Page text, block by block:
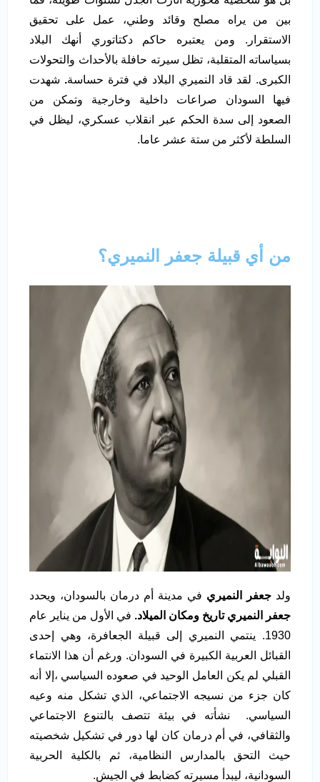
بين من يراه مصلح وقائد وطني، عمل على تحقيق
الاستقرار. ومن يعتبره حاكم دكتاتوري أنهك البلاد
بسياساته المتقلبة، تظل سيرته حافلة بالأحداث والتحولات
الكبرى. لقد قاد النميري البلاد في فترة حساسة. شهدت
فيها السودان صراعات داخلية وخارجية وتمكن من
الصعود إلى سدة الحكم عبر انقلاب عسكري، ليظل في
السلطة لأكثر من ستة عشر عاما.
من أي قبيلة جعفر النميري؟
ولد جعفر النميري في مدينة أم درمان بالسودان، ويحدد
جعفر النميري تاريخ ومكان الميلاد. في الأول من يناير عام
1930. ينتمي النميري إلى قبيلة الجعافرة، وهي إحدى
القبائل العربية الكبيرة في السودان. ورغم أن هذا الانتماء
القبلي لم يكن العامل الوحيد في صعوده السياسي ،إلا أنه
كان جزء من نسيجه الاجتماعي، الذي تشكل منه وعيه
السياسي. نشأته في بيئة تتصف بالتنوع الاجتماعي
والثقافي، في أم درمان كان لها دور في تشكيل شخصيته
حيث التحق بالمدارس النظامية، ثم بالكلية الحربية
السودانية، ليبدأ مسيرته كضابط في الجيش.